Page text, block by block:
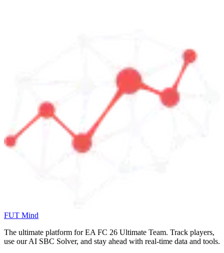
FUT Mind
The ultimate platform for EA FC 26 Ultimate Team. Track players,
use our AI SBC Solver, and stay ahead with real-time data and tools.